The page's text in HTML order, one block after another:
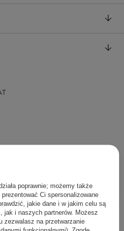
DODAJ DO KOSZYKA
również
poprawnie; możemy także
Ci spersonalizowane
jakie dane i w jakim celu są
jak i naszych partnerów. Możesz
zezwalasz na przetwarzanie